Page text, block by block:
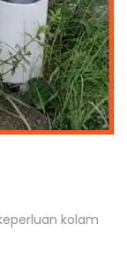
kolam